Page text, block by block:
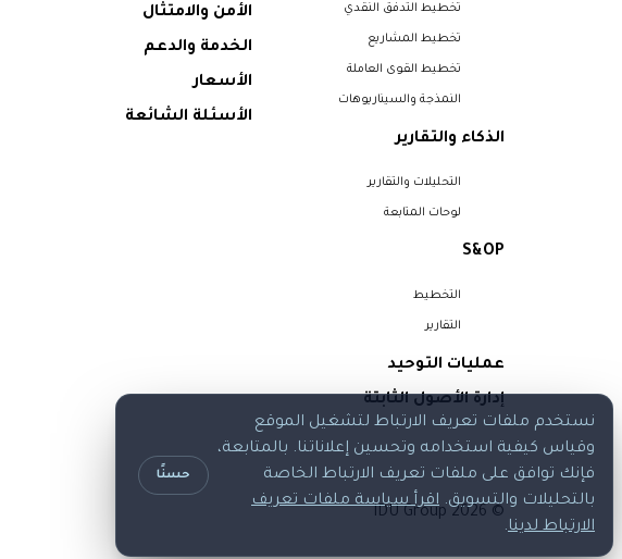
تخطيط التدفق النقدي
تخطيط المشاريع
تخطيط القوى العاملة
النمذجة والسيناريوهات
الذكاء والتقارير
التحليلات والتقارير
لوحات المتابعة
S&OP
التخطيط
التقارير
عمليات التوحيد
إدارة الأصول الثابتة
الأمن والامتثال
الخدمة والدعم
الأسعار
الأسئلة الشائعة
© 2026 IDU Group
نستخدم ملفات تعريف الارتباط لتشغيل الموقع
وقياس كيفية استخدامه وتحسين إعلاناتنا. بالمتابعة،
فإنك توافق على ملفات تعريف الارتباط الخاصة
بالتحليلات والتسويق. اقرأ سياسة ملفات تعريف
الارتباط لدينا.
حسنًا